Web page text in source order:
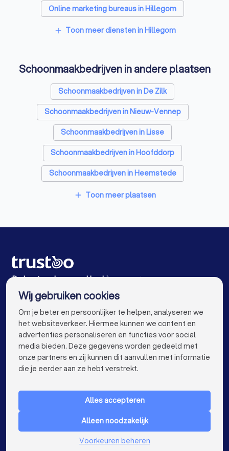
Online marketing bureaus in Hillegom
Tekstschrijvers in Hillegom
SEO-specialisten in Hillegom
Grafisch ontwerpers in Hillegom
Reclamebureaus in Hillegom
Accountants in Hillegom
add Toon meer diensten in Hillegom
Schoonmaakbedrijven in andere plaatsen
Schoonmaakbedrijven in De Zilk
Schoonmaakbedrijven in Nieuw-Vennep
Schoonmaakbedrijven in Lisse
Schoonmaakbedrijven in Hoofddorp
Schoonmaakbedrijven in Heemstede
Schoonmaakbedrijven in Zandvoort
Schoonmaakbedrijven in Noordwijk (ZH)
Schoonmaakbedrijven in Warmond
Schoonmaakbedrijven in Amsterdam
Schoonmaakbedrijven in Rotterdam
Schoonmaakbedrijven in Den Haag
Schoonmaakbedrijven in Utrecht
Schoonmaakbedrijven in Tilburg
Schoonmaakbedrijven in Groningen
Schoonmaakbedrijven in Almere
add Toon meer plaatsen
De beste schoonmaakbedrijven voor jou
VOOR PARTICULIEREN keyboard_arrow_down
Nederland
Wij gebruiken cookies
Om je beter en persoonlijker te helpen, analyseren we
het websiteverkeer. Hiermee kunnen we content en
advertenties personaliseren en functies voor social
media bieden. Deze gegevens worden gedeeld met
onze partners en zij kunnen dit aanvullen met informatie
die je eerder aan ze hebt verstrekt.
Alles accepteren
Alleen noodzakelijk
Voorkeuren beheren